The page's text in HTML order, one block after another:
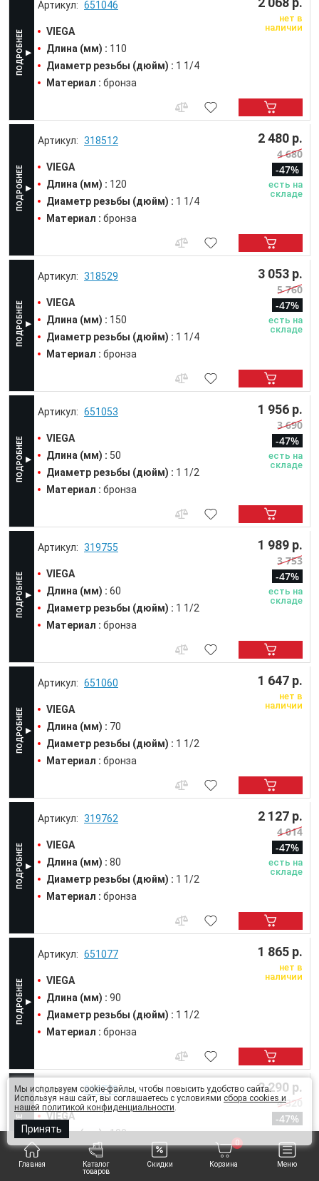
Главная
Каталог
товаров
Скидки Корзина
0
Меню
651046
VIEGA
Длина (мм) : 110
Диаметр резьбы (дюйм) : 1 1/4
Материал : бронза
нет в
наличии
318512
VIEGA
Длина (мм) : 120
Диаметр резьбы (дюйм) : 1 1/4
Материал : бронза
2 480 р.
4 680
-47%
есть на
складе
318529
VIEGA
Длина (мм) : 150
Диаметр резьбы (дюйм) : 1 1/4
Материал : бронза
3 053 р.
5 760
-47%
есть на
складе
651053
VIEGA
Длина (мм) : 50
Диаметр резьбы (дюйм) : 1 1/2
Материал : бронза
1 956 р.
3 690
-47%
есть на
складе
319755
VIEGA
Длина (мм) : 60
Диаметр резьбы (дюйм) : 1 1/2
Материал : бронза
1 989 р.
3 753
-47%
есть на
складе
651060
VIEGA
Длина (мм) : 70
Диаметр резьбы (дюйм) : 1 1/2
Материал : бронза
1 647 р.
нет в
наличии
319762
VIEGA
Длина (мм) : 80
Диаметр резьбы (дюйм) : 1 1/2
Материал : бронза
2 127 р.
4 014
-47%
есть на
складе
651077
VIEGA
Длина (мм) : 90
Диаметр резьбы (дюйм) : 1 1/2
Материал : бронза
1 865 р.
нет в
наличии
319779
VIEGA
Длина (мм) :100
Диаметр резьбы (дюйм) :1 1/2
Материал :бронза
2 290 р.
4 320
-47%
есть на
складе
Мы используем cookie-файлы, чтобы повысить удобство сайта.
Используя наш сайт, вы соглашаетесь с условиями сбора cookies и
нашей политикой конфиденциальности.
Принять